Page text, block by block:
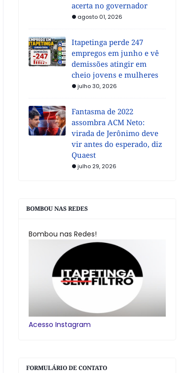
acerta no governador
agosto 01, 2026
Itapetinga perde 247
empregos em junho e vê
demissões atingir em
cheio jovens e mulheres
julho 30, 2026
Fantasma de 2022
assombra ACM Neto:
virada de Jerônimo deve
vir antes do esperado, diz
Quaest
julho 29, 2026
BOMBOU NAS REDES
Bombou nas Redes!
Acesso Instagram
FORMULÁRIO DE CONTATO